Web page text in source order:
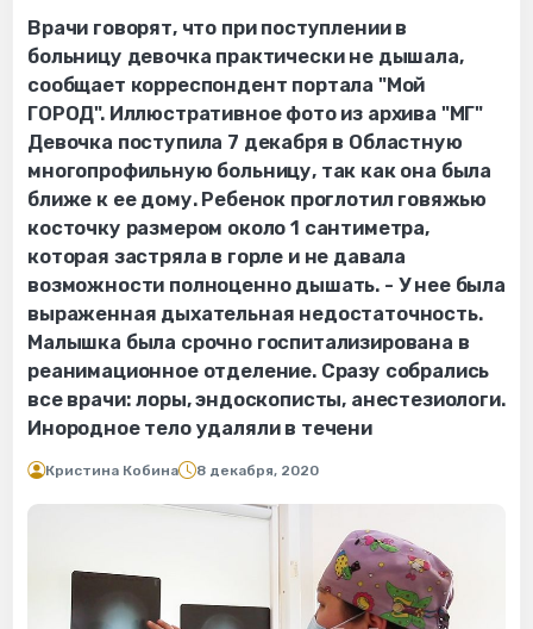
Врачи говорят, что при поступлении в
больницу девочка практически не дышала,
сообщает корреспондент портала "Мой
ГОРОД". Иллюстративное фото из архива "МГ"
Девочка поступила 7 декабря в Областную
многопрофильную больницу, так как она была
ближе к ее дому. Ребенок проглотил говяжью
косточку размером около 1 сантиметра,
которая застряла в горле и не давала
возможности полноценно дышать. - У нее была
выраженная дыхательная недостаточность.
Малышка была срочно госпитализирована в
реанимационное отделение. Сразу собрались
все врачи: лоры, эндоскописты, анестезиологи.
Инородное тело удаляли в течени
Кристина Кобина 8 декабря, 2020